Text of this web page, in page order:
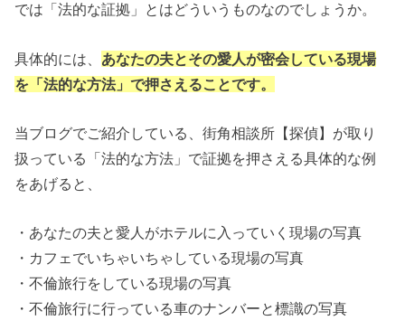
では「法的な証拠」とはどういうものなのでしょうか。
具体的には、 あなたの夫とその愛人が密会している現場
を「法的な方法」で押さえることです。
当ブログでご紹介している、街角相談所【探偵】が取り
扱っている「法的な方法」で証拠を押さえる具体的な例
をあげると、
・あなたの夫と愛人がホテルに入っていく現場の写真
・カフェでいちゃいちゃしている現場の写真
・不倫旅行をしている現場の写真
・不倫旅行に行っている車のナンバーと標識の写真